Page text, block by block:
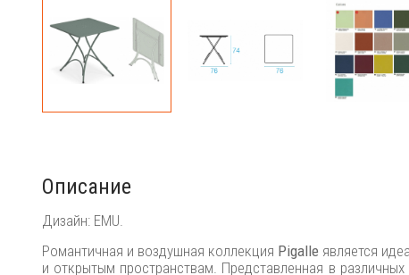
Описание
Дизайн: EMU.
Романтичная и воздушная коллекция Pigalle является
и открытым пространствам. Представленная в